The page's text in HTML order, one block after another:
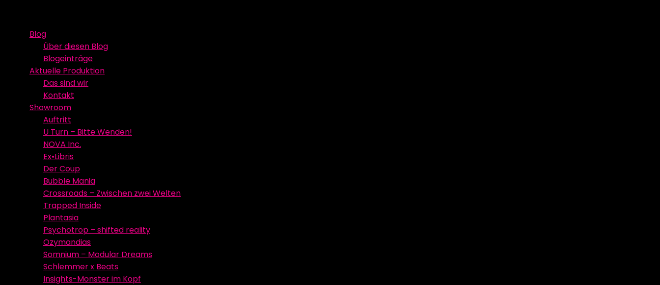
contentBlog
Über diesen Blog
Blogeinträge
Aktuelle Produktion
Das sind wir
Kontakt
Showroom
Auftritt
U Turn – Bitte Wenden!
NOVA Inc.
Ex•Libris
Der Coup
Bubble Mania
Crossroads – Zwischen zwei Welten
Trapped Inside
Plantasia
Psychotrop – shifted reality
Ozymandias
Somnium – Modular Dreams
Schlemmer x Beats
Insights-Monster im Kopf